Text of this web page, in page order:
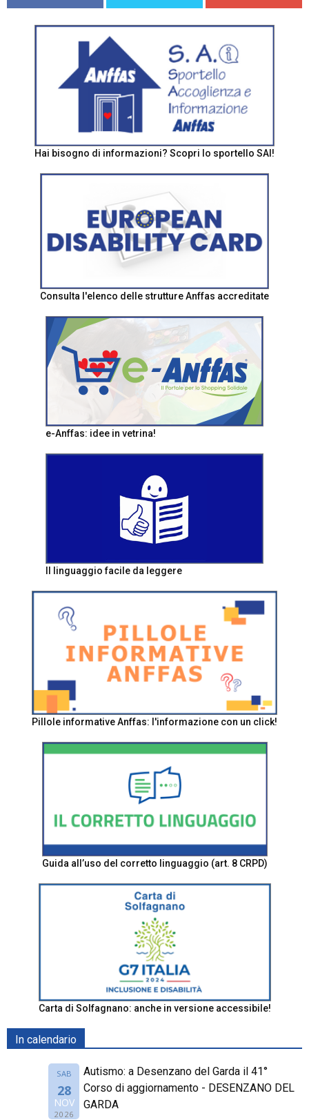
Hai bisogno di informazioni? Scopri lo sportello SAI!
Consulta l'elenco delle strutture Anffas accreditate
e-Anffas: idee in vetrina!
Il linguaggio facile da leggere
Pillole informative Anffas: l'informazione con un click!
Guida all’uso del corretto linguaggio (art. 8 CRPD)
Carta di Solfagnano: anche in versione accessibile!
In calendario
SAB
28
NOV
2026
Autismo: a Desenzano del Garda il 41°
Corso di aggiornamento - DESENZANO DEL
GARDA